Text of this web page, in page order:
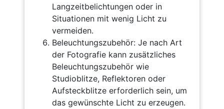
Langzeitbelichtungen oder in
Situationen mit wenig Licht zu
vermeiden.
Beleuchtungszubehör: Je nach Art
der Fotografie kann zusätzliches
Beleuchtungszubehör wie
Studioblitze, Reflektoren oder
Aufsteckblitze erforderlich sein, um
das gewünschte Licht zu erzeugen.